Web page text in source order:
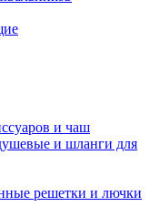
и чаш
и шланги для
решетки и лючки